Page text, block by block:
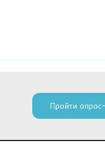
Пройти опрос